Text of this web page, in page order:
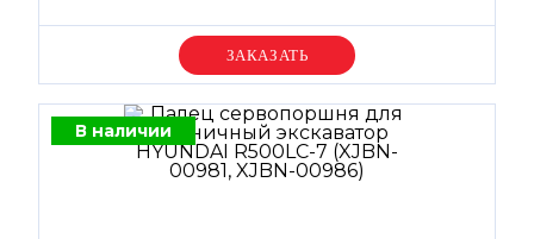
Уточняйте цену
В наличии